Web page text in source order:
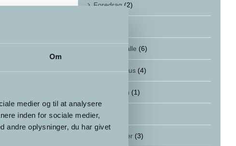
Om
medier og til at analysere
inden for sociale medier,
andre oplysninger, du har givet
Foredrag (2)
Kurser for alle (6)
Online kursus (4)
Supervision (1)
Terapi
Uddannelser (3)